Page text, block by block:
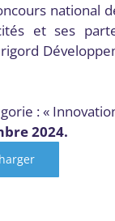
national
et ses
: «
2024.